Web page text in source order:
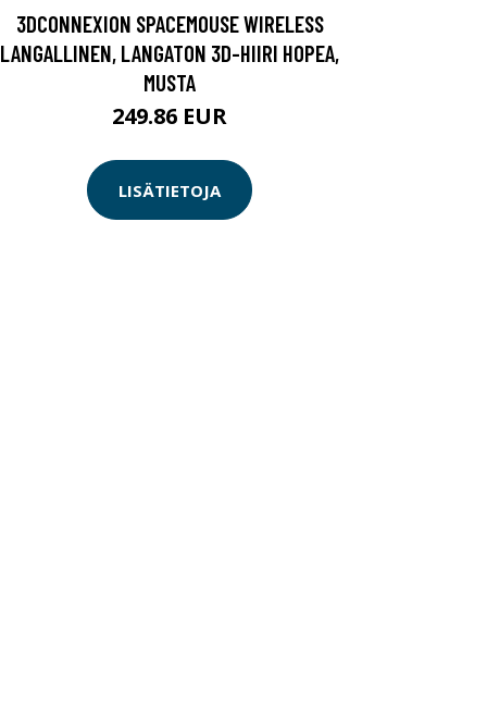
3DCONNEXION SPACEMOUSE WIRELESS
LANGALLINEN, LANGATON 3D-HIIRI HOPEA,
MUSTA
249.86 EUR
LISÄTIETOJA